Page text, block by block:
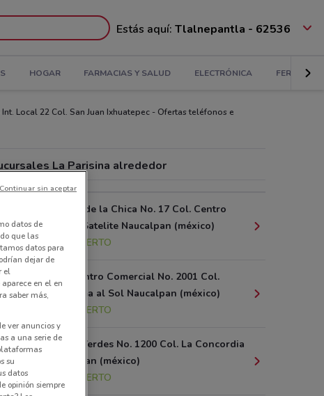
Estás aquí: Tlalnepantla - 62536
HOGAR FARMACIAS Y SALUD ELECTRÓNICA
Local 22 Col. San Juan Ixhuatepec - Ofertas teléfonos e
La Parisina alrededor
Federico T de la Chica No. 17 Col. Centro
Comercial Satelite Naucalpan (méxico)
3.7 km
ABIERTO
Circuito Centro Comercial No. 2001 Col.
Francc. Loma al Sol Naucalpan (méxico)
ABIERTO
Av. Lomas Verdes No. 1200 Col. La Concordia
5A Naucalpan (méxico)
ABIERTO
datos de
que las
datos para
dejar de
el
en el en
saber más,
ver anuncios y
a una serie de
su
datos
opinión siempre
Continuar sin aceptar